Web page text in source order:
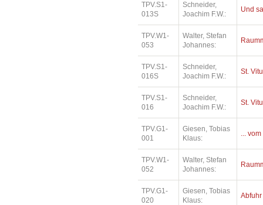
TPV.S1-
013S
Schneider,
Joachim F.W.:
Und
TPV.W1-
053
Walter, Stefan
Johannes:
TPV.S1-
016S
Schneider,
Joachim F.W.:
St.
TPV.S1-
016
Schneider,
Joachim F.W.:
St.
TPV.G1-
001
Giesen, Tobias
Klaus:
...
TPV.W1-
052
Walter, Stefan
Johannes:
TPV.G1-
020
Giesen, Tobias
Klaus:
Abfuhr